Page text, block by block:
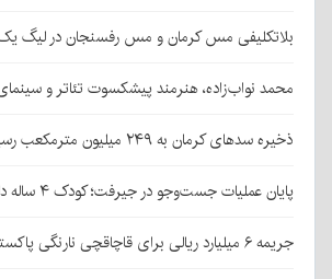
بلاتکلیفی مس کرمان و مس رفسنجان در لیگ
محمد نواب‌زاده، هنرمند پیشکسوت تئاتر و
ذخیره سدهای کرمان به ۲۴۹ میلیون مترمکعب رسید
پایان عملیات جست‌وجو در جیرفت؛ کودک ۴ ساله دلفاردی پیدا شد
جریمه ۶ میلیارد ریالی برای قاچاقچی نارنگی پاکستانی در بافت